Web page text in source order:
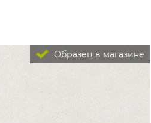
Образец в магазине